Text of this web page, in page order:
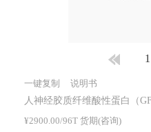
1
一键复制 说明书
人神经胶质纤维酸性蛋白（
¥2900.00/96T 货期(咨询)